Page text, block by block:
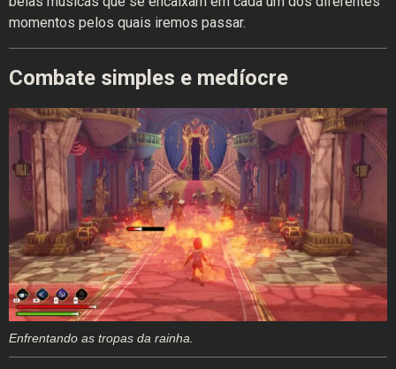
momentos pelos quais iremos passar.
Combate simples e medíocre
Enfrentando as tropas da rainha.